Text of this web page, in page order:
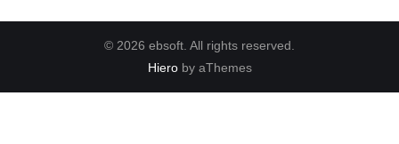
© 2026 ebsoft. All rights reserved.
Hieroby aThemes